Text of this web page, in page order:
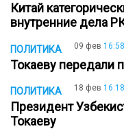
Китай
внутренние дела
ПОЛИТИКА 09 фев 16:58
Токаеву передали
ПОЛИТИКА 18 фев 16:18
Президент
Токаеву